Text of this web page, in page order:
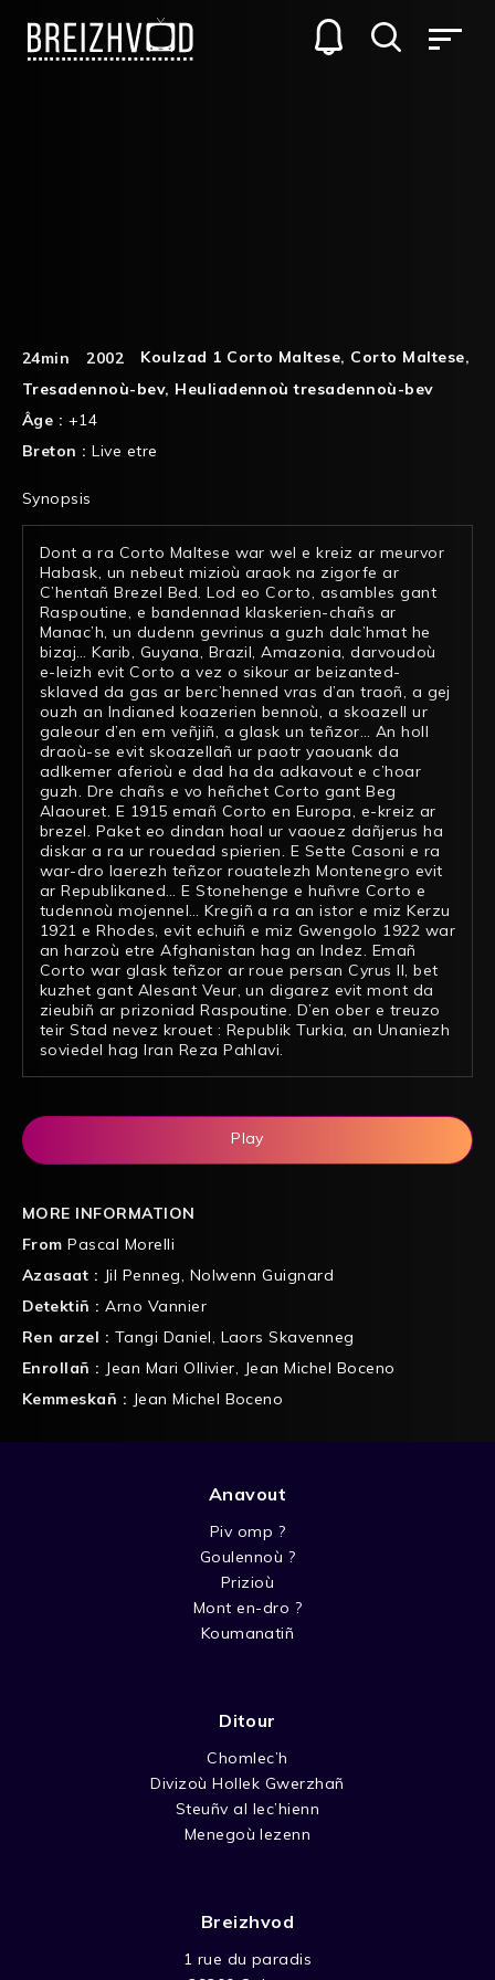
24min 2002 Koulzad 1 Corto Maltese, Corto Maltese,
Tresadennoù-bev, Heuliadennoù tresadennoù-bev
Âge : +14
Breton :Live etre
Synopsis
Dont a ra Corto Maltese war wel e kreiz ar meurvor
Habask, un nebeut mizioù araok na zigorfe ar
C’hentañ Brezel Bed. Lod eo Corto, asambles gant
Raspoutine, e bandennad klaskerien-chañs ar
Manac’h, un dudenn gevrinus a guzh dalc’hmat he
bizaj… Karib, Guyana, Brazil, Amazonia, darvoudoù
e-leizh evit Corto a vez o sikour ar beizanted-
sklaved da gas ar berc’henned vras d’an traoñ, a gej
ouzh an Indianed koazerien bennoù, a skoazell ur
galeour d’en em veñjiñ, a glask un teñzor… An holl
draoù-se evit skoazellañ ur paotr yaouank da
adlkemer aferioù e dad ha da adkavout e c’hoar
guzh. Dre chañs e vo heñchet Corto gant Beg
Alaouret. E 1915 emañ Corto en Europa, e-kreiz ar
brezel. Paket eo dindan hoal ur vaouez dañjerus ha
diskar a ra ur rouedad spierien. E Sette Casoni e ra
war-dro laerezh teñzor rouatelezh Montenegro evit
ar Republikaned… E Stonehenge e huñvre Corto e
tudennoù mojennel… Kregiñ a ra an istor e miz Kerzu
1921 e Rhodes, evit echuiñ e miz Gwengolo 1922 war
an harzoù etre Afghanistan hag an Indez. Emañ
Corto war glask teñzor ar roue persan Cyrus II, bet
kuzhet gant Alesant Veur, un digarez evit mont da
zieubiñ ar prizoniad Raspoutine. D’en ober e treuzo
teir Stad nevez krouet : Republik Turkia, an Unaniezh
soviedel hag Iran Reza Pahlavi.
Play
MORE INFORMATION
From Pascal Morelli
Azasaat : Jil Penneg, Nolwenn Guignard
Detektiñ :Arno Vannier
Ren arzel : Tangi Daniel, Laors Skavenneg
Enrollañ : Jean Mari Ollivier, Jean Michel Boceno
Kemmeskañ : Jean Michel Boceno
Anavout
Piv omp ?
Goulennoù ?
Prizioù
Mont en-dro ?
Koumanatiñ
Ditour
Chomlec’h
Divizoù Hollek Gwerzhañ
Steuñv al lec’hienn
Menegoù lezenn
Breizhvod
1 rue du paradis